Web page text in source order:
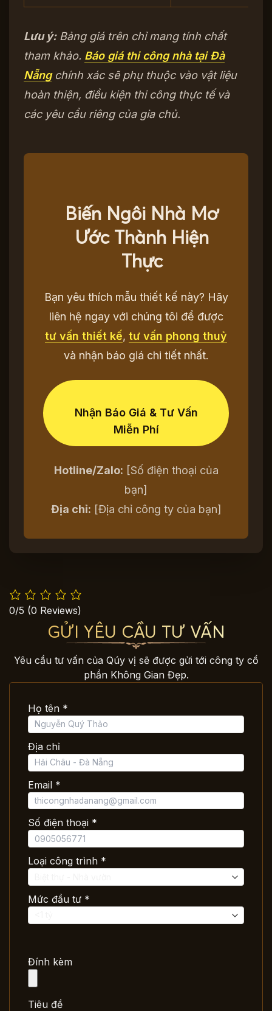
Lưu ý:Bảng giá trên chỉ mang tính chất
tham khảo. Báo giá thi công nhà tại Đà
Nẵngchính xác sẽ phụ thuộc vào vật liệu
hoàn thiện, điều kiện thi công thực tế và
các yêu cầu riêng của gia chủ.
Biến Ngôi Nhà Mơ
Ước Thành Hiện
Thực
Bạn yêu thích mẫu thiết kế này? Hãy
liên hệ ngay với chúng tôi để được
tư vấn thiết kế, tư vấn phong thuỷ
và nhận báo giá chi tiết nhất.
Nhận Báo Giá & Tư Vấn
Miễn Phí
Hotline/Zalo: [Số điện thoại của
bạn]
Địa chỉ: [Địa chỉ công ty của bạn]
0/5 (0 Reviews)
GỬI YÊU CẦU TƯ VẤN
Yêu cầu tư vấn của Qúy vị sẽ được gửi tới công ty cổ
phần Không Gian Đẹp.
Họ tên *
Địa chỉ
Email *
Số điện thoại *
Loại công trình *
Mức đầu tư *
Đính kèm
Tiêu đề